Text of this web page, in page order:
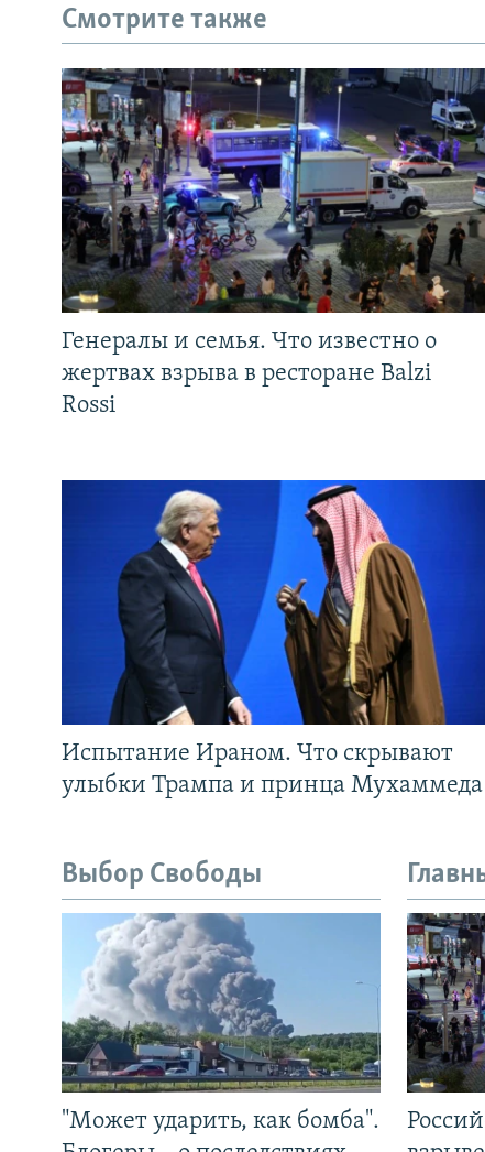
Смотрите также
Генералы и семья. Что известно о
жертвах взрыва в ресторане Balzi
Rossi
Испытание Ираном. Что скрывают
улыбки Трампа и принца Мухаммеда
Выбор Свободы
"Может ударить, как бомба".